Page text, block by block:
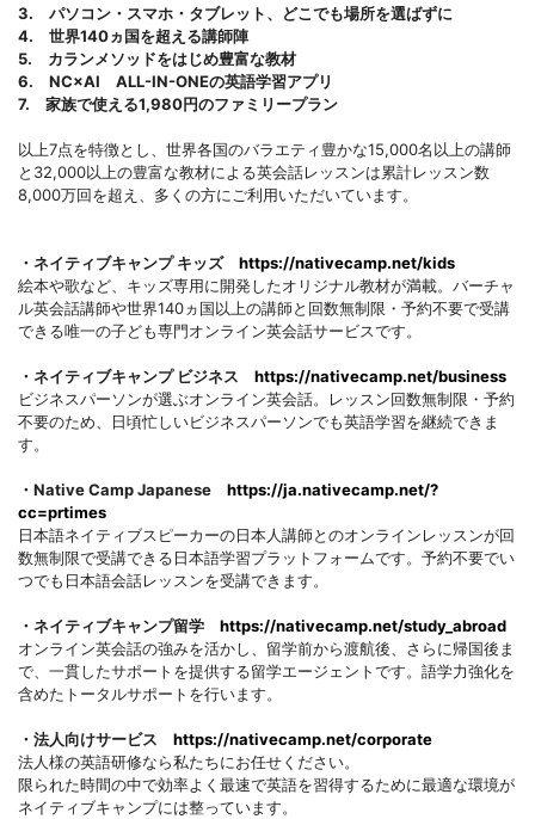
3. パソコン・スマホ・タブレット、どこでも場所を選ばずに
4. 世界140ヵ国を超える講師陣
5. カランメソッドをはじめ豊富な教材
6. NC×AI ALL-IN-ONEの英語学習アプリ
7. 家族で使える1,980円のファミリープラン
以上7点を特徴とし、世界各国のバラエティ豊かな15,000名以上の講師
と32,000以上の豊富な教材による英会話レッスンは累計レッスン数
8,000万回を超え、多くの方にご利用いただいています。
・ネイティブキャンプ キッズ https://nativecamp.net/kids
絵本や歌など、キッズ専用に開発したオリジナル教材が満載。バーチャ
ル英会話講師や世界140ヵ国以上の講師と回数無制限・予約不要で受講
できる唯一の子ども専門オンライン英会話サービスです。
・ネイティブキャンプ ビジネス https://nativecamp.net/business
ビジネスパーソンが選ぶオンライン英会話。レッスン回数無制限・予約
不要のため、日頃忙しいビジネスパーソンでも英語学習を継続できま
す。
・Native Camp Japanese https://ja.nativecamp.net/?
cc=prtimes
日本語ネイティブスピーカーの日本人講師とのオンラインレッスンが回
数無制限で受講できる日本語学習プラットフォームです。予約不要でい
つでも日本語会話レッスンを受講できます。
・ネイティブキャンプ留学 https://nativecamp.net/study_abroad
オンライン英会話の強みを活かし、留学前から渡航後、さらに帰国後ま
で、一貫したサポートを提供する留学エージェントです。語学力強化を
含めたトータルサポートを行います。
・法人向けサービス https://nativecamp.net/corporate
法人様の英語研修なら私たちにお任せください。
限られた時間の中で効率よく最速で英語を習得するために最適な環境が
ネイティブキャンプには整っています。